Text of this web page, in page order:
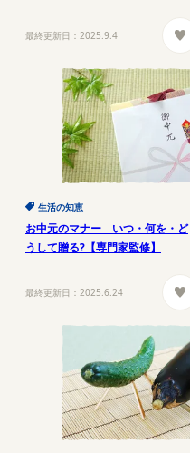
最終更新日： 2025.9.4
生活の知恵
お中元のマナー いつ・何を・ど
うして贈る?【専門家監修】
最終更新日： 2025.6.24